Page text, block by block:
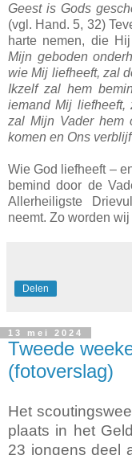
Geest is Gods
(vgl. Hand. 5, 32)
harte nemen, die
Mijn geboden
wie Mij liefheeft, zal
Ikzelf zal hem
iemand Mij liefheeft,
zal Mijn Vader hem
komen en Ons
Wie God liefheeft –
bemind door de
Allerheiligste
neemt. Zo worden
Delen
13 mei 2024
Tweede
(fotoverslag)
Het
plaats in het
23 jongens deel